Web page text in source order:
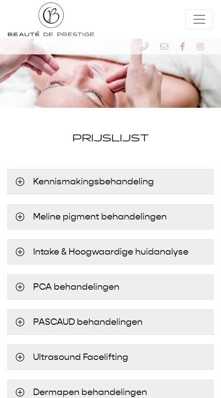
PRIJSLIJST
Kennismakingsbehandeling
Meline pigment behandelingen
Intake & Hoogwaardige huidanalyse
PCA behandelingen
PASCAUD behandelingen
Ultrasound Facelifting
Dermapen behandelingen